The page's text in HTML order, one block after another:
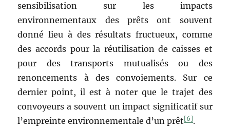
sensibilisation sur les impacts
environnementaux des prêts ont souvent
donné lieu à des résultats fructueux, comme
des accords pour la réutilisation de caisses et
pour des transports mutualisés ou des
renoncements à des convoiements. Sur ce
dernier point, il est à noter que le trajet des
convoyeurs a souvent un impact significatif sur
l’empreinte environnementale d’un prêt[6].